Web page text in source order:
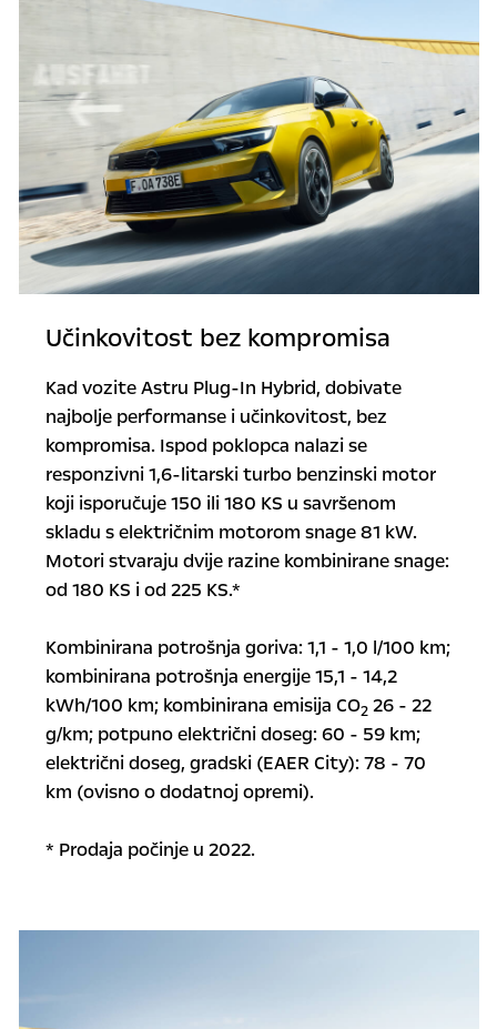
Učinkovitost bez kompromisa
Kad vozite Astru Plug-In Hybrid, dobivate
najbolje performanse i učinkovitost, bez
kompromisa. Ispod poklopca nalazi se
responzivni 1,6-litarski turbo benzinski motor
koji isporučuje 150 ili 180 KS u savršenom
skladu s električnim motorom snage 81 kW.
Motori stvaraju dvije razine kombinirane snage:
od 180 KS i od 225 KS.*
Kombinirana potrošnja goriva: 1,1 - 1,0 l/100 km;
kombinirana potrošnja energije 15,1 - 14,2
kWh/100 km; kombinirana emisija CO226 - 22
g/km; potpuno električni doseg: 60 - 59 km;
električni doseg, gradski (EAER City): 78 - 70
km (ovisno o dodatnoj opremi).
* Prodaja počinje u 2022.